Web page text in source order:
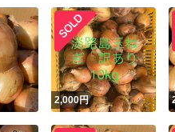
2,000円